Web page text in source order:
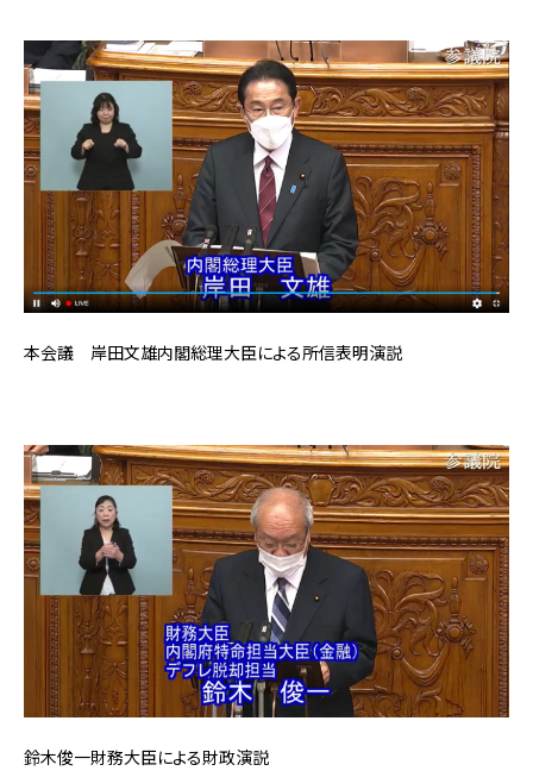
本会議 岸田文雄内閣総理大臣による所信表明演説
鈴木俊一財務大臣による財政演説